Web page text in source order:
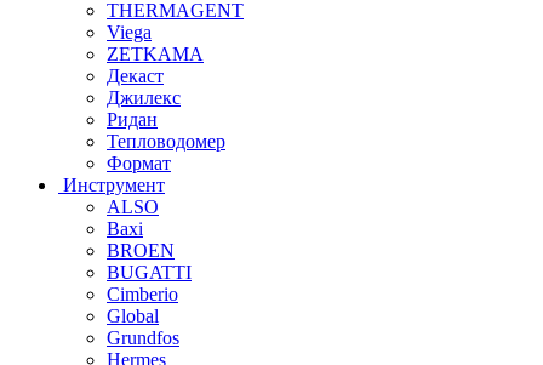
THERMAGENT
Viega
ZETKAMA
Декаст
Джилекс
Ридан
Тепловодомер
Формат
Инструмент
ALSO
Baxi
BROEN
BUGATTI
Cimberio
Global
Grundfos
Hermes